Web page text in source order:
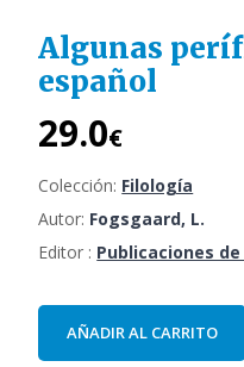
Algunas
español
29.0€
Colección: Filología
Autor: Fogsgaard, L.
Editor : Publicaciones
AÑADIR AL CARRITO